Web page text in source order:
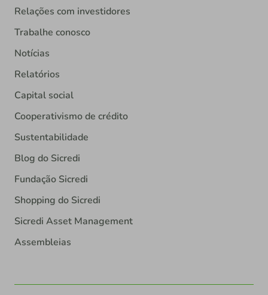
Relações com investidores
Trabalhe conosco
Notícias
Relatórios
Capital social
Cooperativismo de crédito
Sustentabilidade
Blog do Sicredi
Fundação Sicredi
Shopping do Sicredi
Sicredi Asset Management
Assembleias